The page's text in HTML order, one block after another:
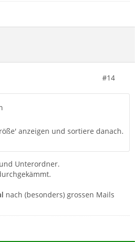
#14
anzeigen und sortiere danach.
Unterordner.
nach (besonders) grossen Mails